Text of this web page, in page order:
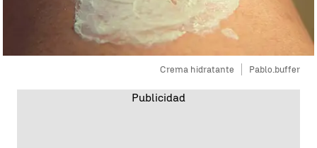
Crema hidratante Pablo.buffer